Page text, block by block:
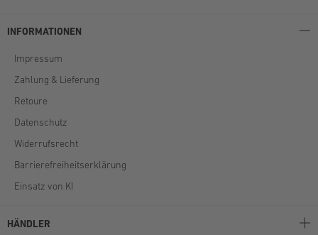
INFORMATIONEN
Impressum
Zahlung & Lieferung
Retoure
Datenschutz
Widerrufsrecht
Barrierefreiheitserklärung
Einsatz von KI
HÄNDLER